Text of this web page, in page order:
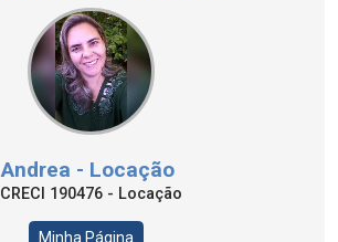
Andrea - Locação
CRECI 190476 - Locação
Minha Página